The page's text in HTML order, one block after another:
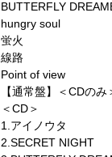
BUTTERFLY
hungry soul
蛍火
線路
Point of view
【通常盤】＜CDの
＜CD＞
1.アイノウタ
2.SECRET NIGHT